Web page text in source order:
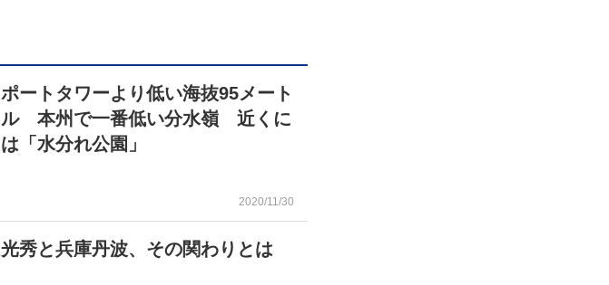
ポートタワーより低い海抜95メート
ル 本州で一番低い分水嶺 近くに
は「水分れ公園」
2020/11/30
光秀と兵庫丹波、その関わりとは